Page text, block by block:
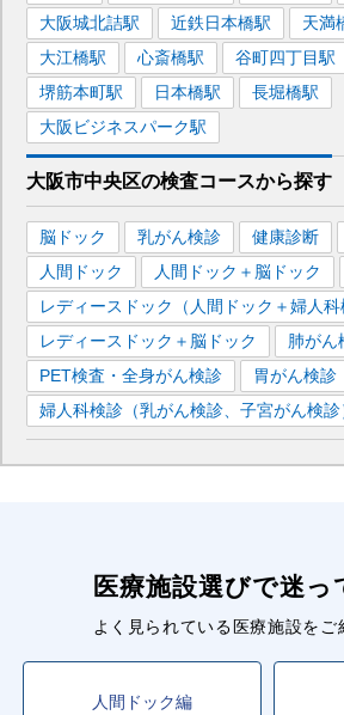
大阪城北詰駅 近鉄日本橋駅 天満
大江橋駅 心斎橋駅 谷町四丁目駅
堺筋本町駅 日本橋駅 長堀橋駅
大阪ビジネスパーク駅
大阪市中央区の検査コースから探す
脳ドック 乳がん検診 健康診断
人間ドック
人間ドック＋脳ドック
レディースドック（人間ドック＋婦人科
レディースドック＋脳ドック
肺がん
PET検査・全身がん検診
胃がん検診
婦人科検診（乳がん検診、子宮がん検診
医療施設選びで迷っ
よく見られている医療施設をご
人間ドック編